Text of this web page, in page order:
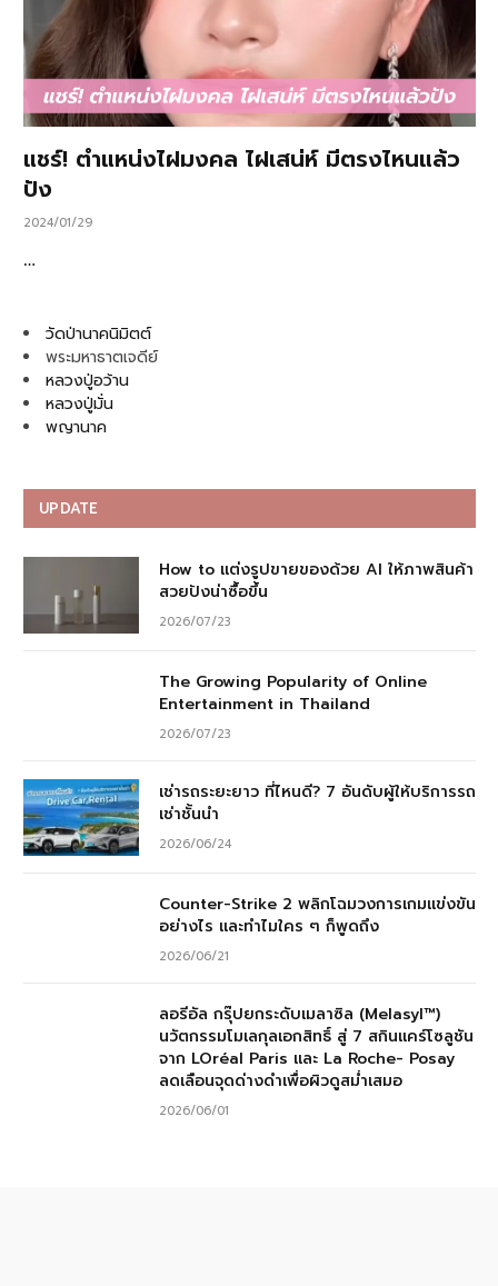
แชร์! ตำแหน่งไฝมงคล ไฝเสน่ห์ มีตรงไหนแล้ว
ปัง
2024/01/29
…
วัดป่านาคนิมิตต์
พระมหาธาตเจดีย์
หลวงปู่อว้าน
หลวงปู่มั่น
พญานาค
UPDATE
How to แต่งรูปขายของด้วย AI ให้ภาพสินค้า
สวยปังน่าซื้อขึ้น
2026/07/23
The Growing Popularity of Online
Entertainment in Thailand
2026/07/23
เช่ารถระยะยาว ที่ไหนดี? 7 อันดับผู้ให้บริการรถ
เช่าชั้นนำ
2026/06/24
Counter-Strike 2 พลิกโฉมวงการเกมแข่งขัน
อย่างไร และทำไมใคร ๆ ก็พูดถึง
2026/06/21
ลอรีอัล กรุ๊ปยกระดับเมลาซิล (Melasyl™)
นวัตกรรมโมเลกุลเอกสิทธิ์ สู่ 7 สกินแคร์โซลูชัน
จาก LOréal Paris และ La Roche- Posay
ลดเลือนจุดด่างดำเพื่อผิวดูสม่ำเสมอ
2026/06/01